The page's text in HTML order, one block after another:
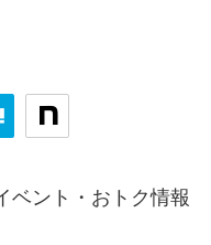
ベント・おトク情報